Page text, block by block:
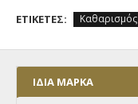
ΕΤΙΚΈΤΕΣ: Καθαρισμός
ΊΔΙΑ ΜΆΡΚΑ